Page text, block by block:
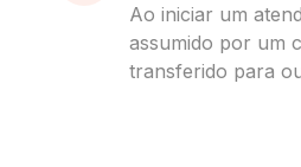
Ao iniciar um
assumido por um
transferido para